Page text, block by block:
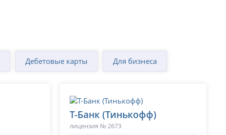
Дебетовые карты Для бизнеса
Т-Банк (Тинькофф)
лицензия № 2673